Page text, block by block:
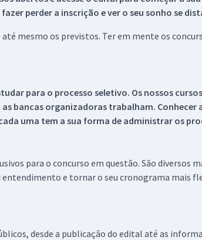
perder a inscrição e ver o seu sonho se
mesmo os previstos. Ter em mente os
para o processo seletivo. Os nossos
bancas organizadoras trabalham.
uma tem a sua forma de administrar os
para o concurso em questão. São
e tornar o seu cronograma mais
desde a publicação do edital até as